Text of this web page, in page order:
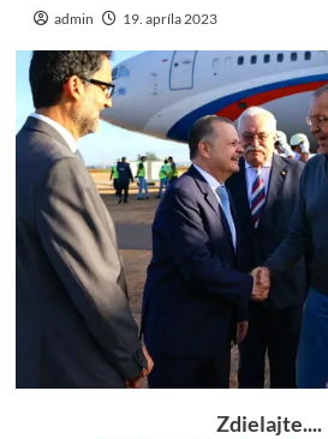
admin 19. apríla 2023
Zdielajte....